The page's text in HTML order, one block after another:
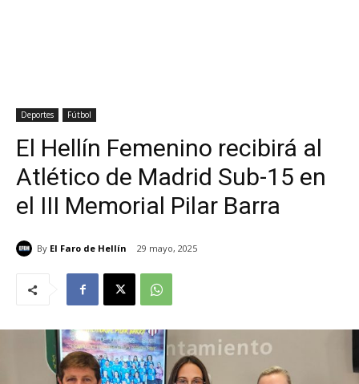
Deportes Fútbol
El Hellín Femenino recibirá al
Atlético de Madrid Sub-15 en
el III Memorial Pilar Barra
By El Faro de Hellín 29 mayo, 2025